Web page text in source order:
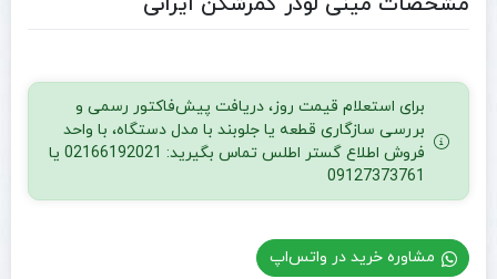
برای استعلام قیمت روز، دریافت پیش‌فاکتور رسمی و
بررسی سازگاری قطعه یا جلوبند با مدل دستگاه، با واحد
فروش اطلاع گستر اطلس تماس بگیرید: 02166192021 یا
09127373761
مشاوره خرید در واتس‌اپ